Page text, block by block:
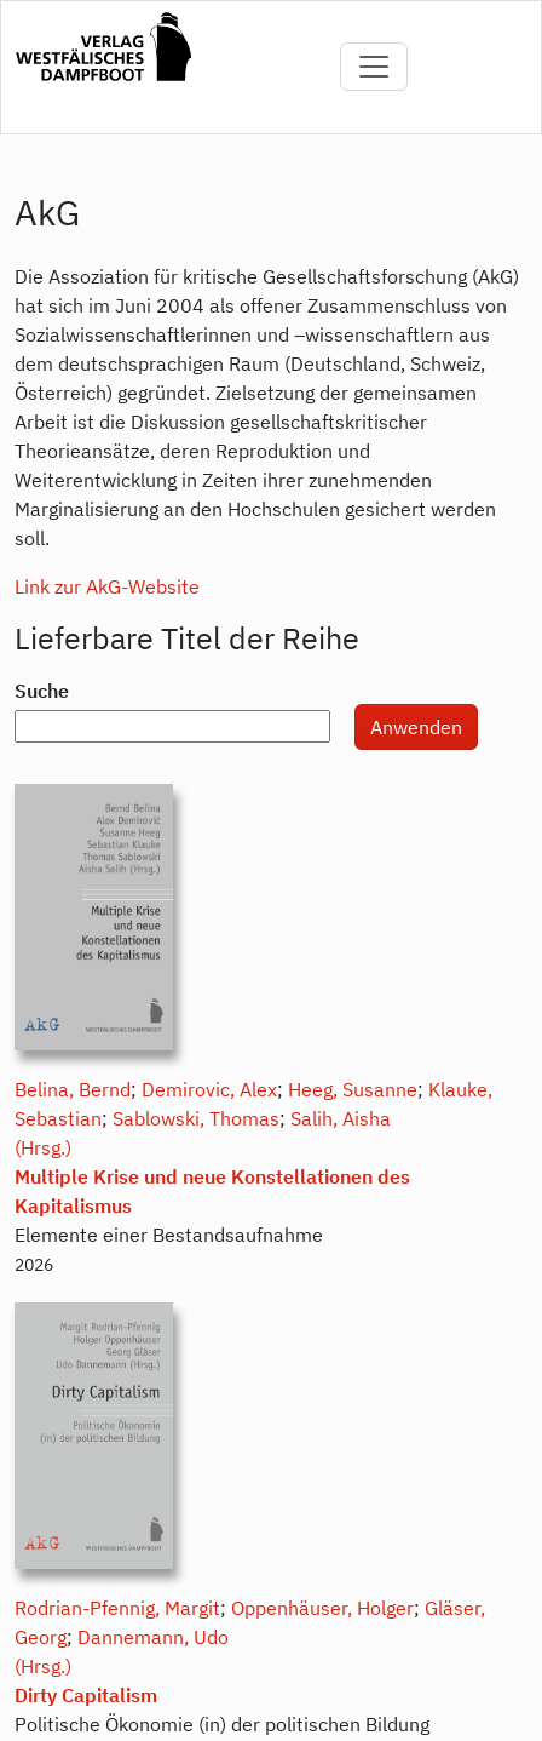
Inhalt
AkG
Die Assoziation für kritische Gesellschaftsforschung (AkG)
hat sich im Juni 2004 als offener Zusammenschluss von
Sozialwissenschaftlerinnen und –wissenschaftlern aus
dem deutschsprachigen Raum (Deutschland, Schweiz,
Österreich) gegründet. Zielsetzung der gemeinsamen
Arbeit ist die Diskussion gesellschaftskritischer
Theorieansätze, deren Reproduktion und
Weiterentwicklung in Zeiten ihrer zunehmenden
Marginalisierung an den Hochschulen gesichert werden
soll.
Link zur AkG-Website
Lieferbare Titel der Reihe
Suche
Belina, Bernd; Demirovic, Alex; Heeg, Susanne; Klauke,
Sebastian; Sablowski, Thomas; Salih, Aisha
(Hrsg.)
Multiple Krise und neue Konstellationen des
Kapitalismus
Elemente einer Bestandsaufnahme
2026
Rodrian-Pfennig, Margit; Oppenhäuser, Holger; Gläser,
Georg; Dannemann, Udo
(Hrsg.)
Dirty Capitalism
Politische Ökonomie (in) der politischen Bildung